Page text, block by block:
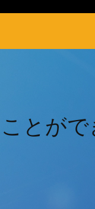
とが